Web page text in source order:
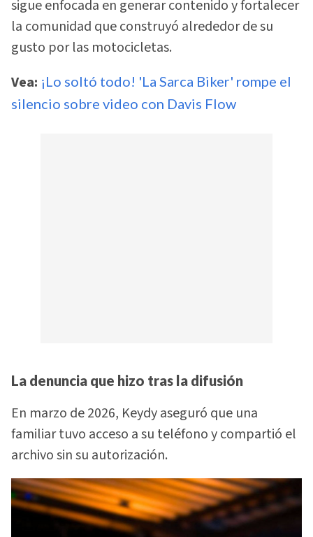
sigue enfocada en generar contenido y fortalecer
la comunidad que construyó alrededor de su
gusto por las motocicletas.
Vea: ¡Lo soltó todo! 'La Sarca Biker' rompe el
silencio sobre video con Davis Flow
La denuncia que hizo tras la difusión
En marzo de 2026, Keydy aseguró que una
familiar tuvo acceso a su teléfono y compartió el
archivo sin su autorización.